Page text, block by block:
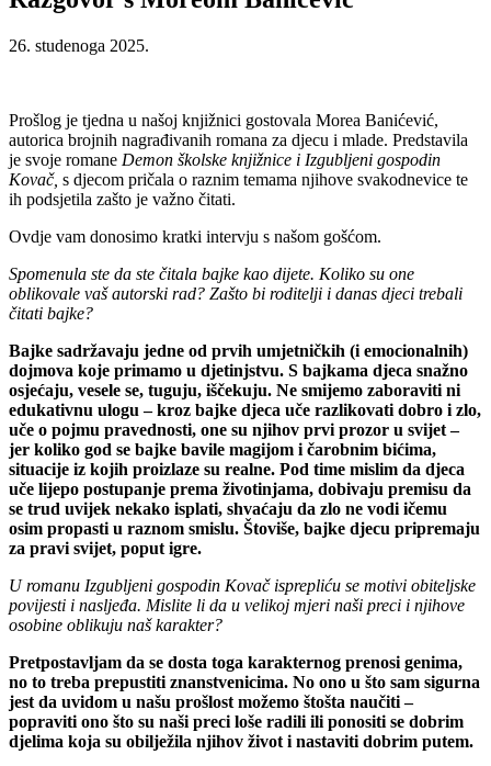
26. studenoga 2025.
Prošlog je tjedna u našoj knjižnici gostovala Morea Banićević,
autorica brojnih nagrađivanih romana za djecu i mlade. Predstavila
je svoje romane Demon školske knjižnice i Izgubljeni gospodin
Kovač, s djecom pričala o raznim temama njihove svakodnevice te
ih podsjetila zašto je važno čitati.
Ovdje vam donosimo kratki intervju s našom gošćom.
Spomenula ste da ste čitala bajke kao dijete. Koliko su one
oblikovale vaš autorski rad? Zašto bi roditelji i danas djeci trebali
čitati bajke?
Bajke sadržavaju jedne od prvih umjetničkih (i emocionalnih)
dojmova koje primamo u djetinjstvu. S bajkama djeca snažno
osjećaju, vesele se, tuguju, iščekuju. Ne smijemo zaboraviti ni
edukativnu ulogu – kroz bajke djeca uče razlikovati dobro i zlo,
uče o pojmu pravednosti, one su njihov prvi prozor u svijet –
jer koliko god se bajke bavile magijom i čarobnim bićima,
situacije iz kojih proizlaze su realne. Pod time mislim da djeca
uče lijepo postupanje prema životinjama, dobivaju premisu da
se trud uvijek nekako isplati, shvaćaju da zlo ne vodi ičemu
osim propasti u raznom smislu. Štoviše, bajke djecu pripremaju
za pravi svijet, poput igre.
U romanu Izgubljeni gospodin Kovač isprepliću se motivi obiteljske
povijesti i nasljeđa. Mislite li da u velikoj mjeri naši preci i njihove
osobine oblikuju naš karakter?
Pretpostavljam da se dosta toga karakternog prenosi genima,
no to treba prepustiti znanstvenicima. No ono u što sam sigurna
jest da uvidom u našu prošlost možemo štošta naučiti –
popraviti ono što su naši preci loše radili ili ponositi se dobrim
djelima koja su obilježila njihov život i nastaviti dobrim putem.